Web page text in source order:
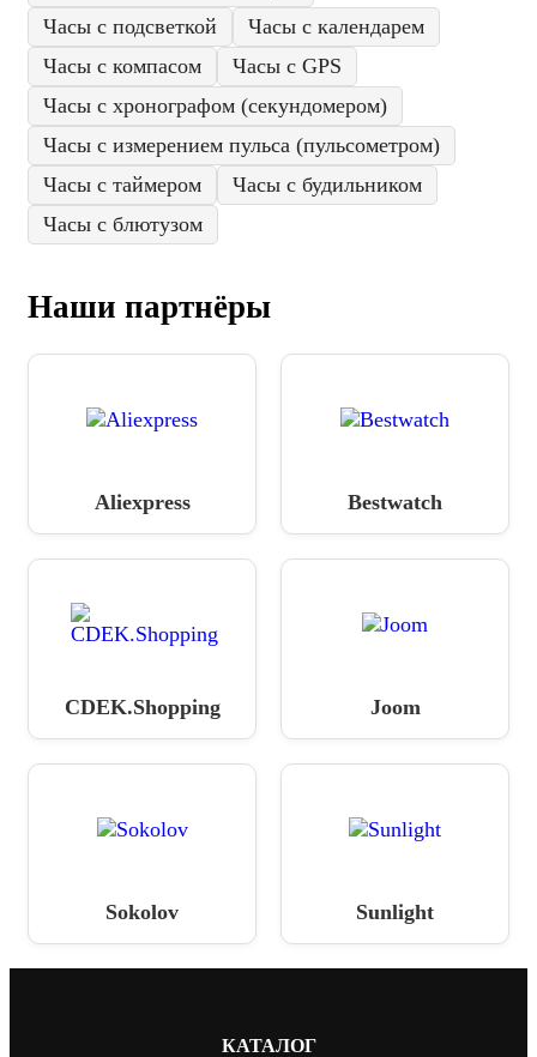
Часы с подсветкой
Часы с календарем
Часы с компасом
Часы с GPS
Часы с хронографом (секундомером)
Часы с измерением пульса (пульсометром)
Часы с таймером
Часы с будильником
Часы с блютузом
Наши партнёры
Aliexpress Bestwatch
CDEK.Shopping Joom
Sokolov Sunlight
КАТАЛОГ